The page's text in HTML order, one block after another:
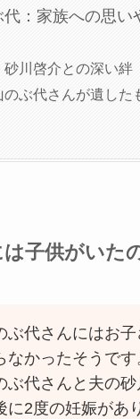
代：家族への思い
砂川啓介との深い絆
のぶ代さんが遺した
子供がいた
ぶ代さんにはお
なかったそうです
ぶ代さんと夫の
に2度の妊娠があ